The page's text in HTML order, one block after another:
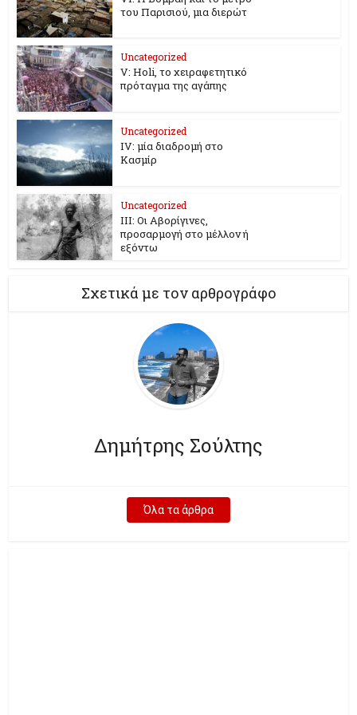
του Παρισιού, μια διερώτ
Uncategorized
V: Holi, το χειραφετητικό
πρόταγμα της αγάπης
Uncategorized
ΙV: μία διαδρομή στο
Κασμίρ
Uncategorized
IΙΙ: Οι Αβορίγινες,
προσαρμογή στο μέλλον ή
εξόντω
Σχετικά με τον αρθρογράφο
Δημήτρης Σούλτης
Όλα τα άρθρα